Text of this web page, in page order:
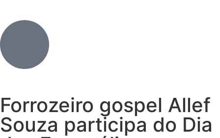
Forrozeiro gospel Allef
Souza participa do Dia